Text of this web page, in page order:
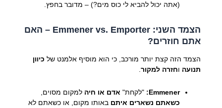
(אתה יכול להביא לי כוס מים?) – מדובר בחפץ.
הצמד השני: Emmener vs. Emporter – האם
אתם חוזרים?
הצמד הזה קצת יותר מורכב, כי הוא מוסיף אלמנט של כיוון
תנועה וחזרה למקור.
Emmener: "לקחת" אדם או חיה למקום מסוים,
כשאתם נשארים איתם באותו מקום, או כשאתם לא